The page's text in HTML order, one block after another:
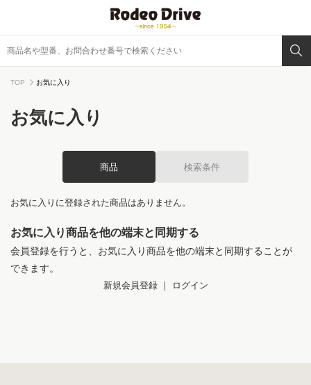
TOP お気に入り
お気に入り
商品 検索条件
お気に入りに登録された商品はありません。
お気に入り商品を他の端末と同期する
会員登録を行うと、お気に入り商品を他の端末と同期することが
できます。
新規会員登録｜ ログイン